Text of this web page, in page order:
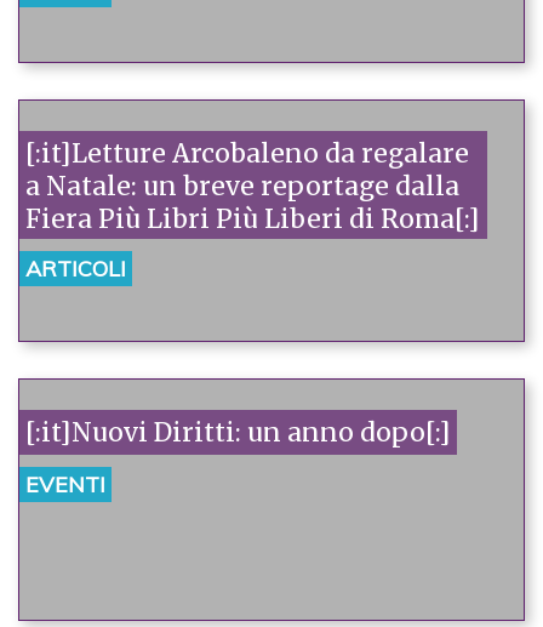
[:it]Letture Arcobaleno da regalare
a Natale: un breve reportage dalla
Fiera Più Libri Più Liberi di Roma[:]
ARTICOLI
[:it]Nuovi Diritti: un anno dopo[:]
EVENTI